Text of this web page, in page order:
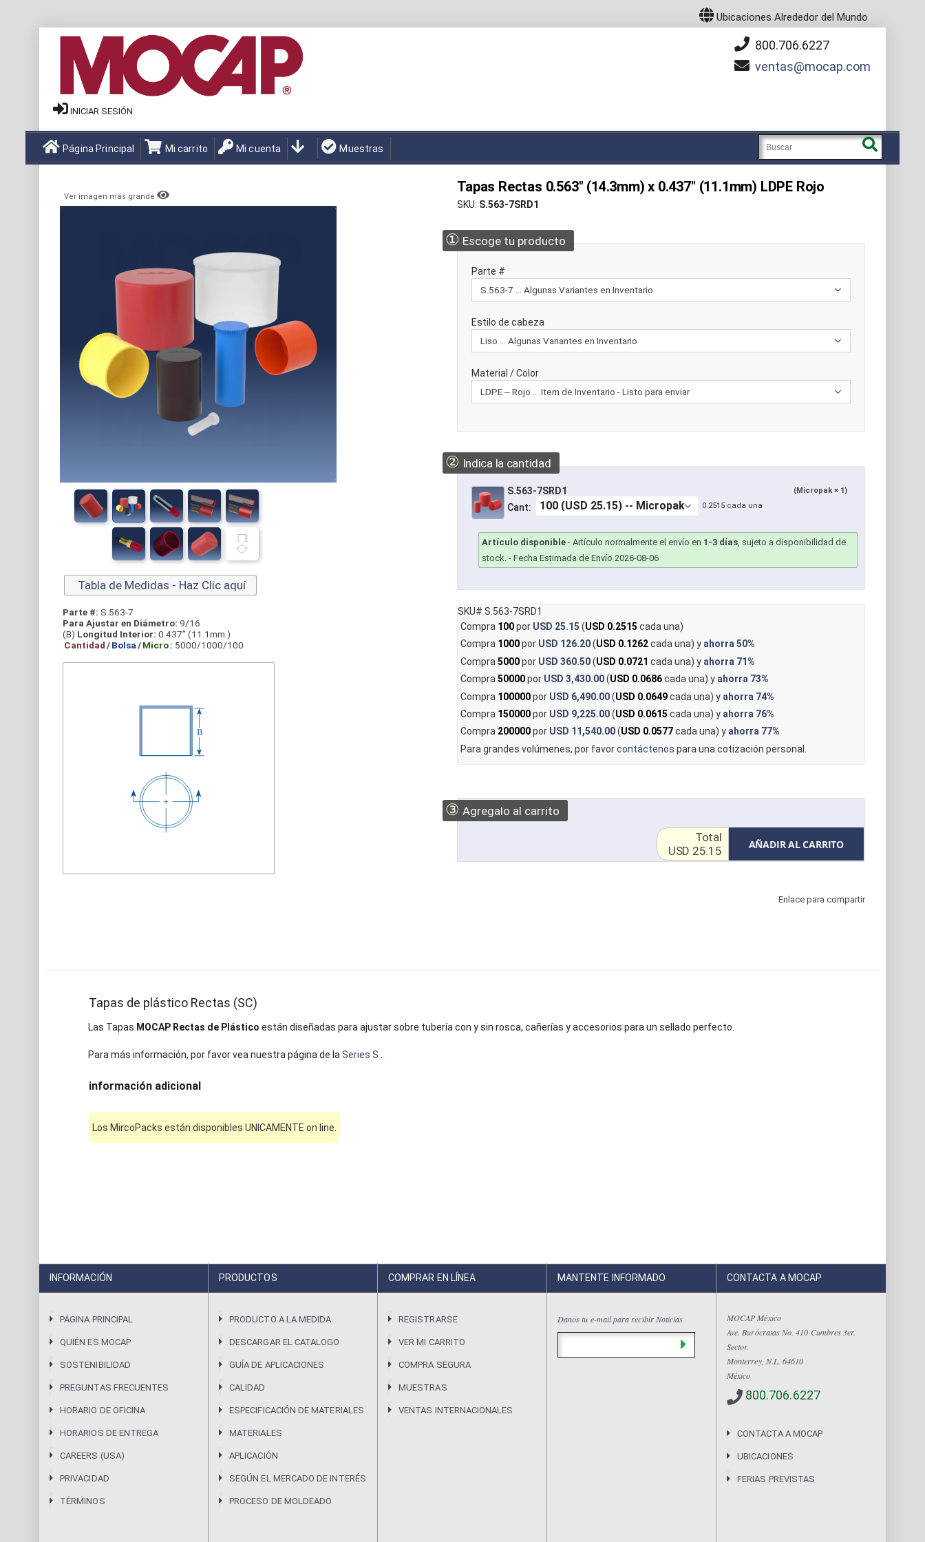
Ubicaciones Alrededor del Mundo
800.706.6227
ventas
mocap.com
INICIAR SESIÓN
Página Principal Mi carrito Mi cuenta Muestras
Tapas Rectas 0.563" (14.3mm) x 0.437" (11.1mm) LDPE Rojo
SKU S.563-7SRD1
① Escoge tu producto
Parte #
Estilo de cabeza
Material / Color
② Indica la cantidad
S.563-7SRD1 (Micropak × 1)
Cant: 0.2515 cada una
Artículo disponible -Artículo normalmente el envío en 1-3 días, sujeto a disponibilidad de
stock. - Fecha Estimada de Envío 2026-08-06
SKU# S.563-7SRD1
Compra 100por USD 25.15 (USD 0.2515 cada una)
Compra 1000por USD 126.20(USD 0.1262cada una) y ahorra50%
Compra 5000por USD 360.50(USD 0.0721 cada una) y ahorra 71%
Compra 50000por USD 3,430.00(USD 0.0686cada una) y ahorra 73%
Compra 100000por USD 6,490.00(USD 0.0649cada una) y ahorra 74%
Compra 150000por USD 9,225.00(USD 0.0615 cada una) y ahorra 76%
Compra 200000por USD 11,540.00(USD 0.0577cada una) y ahorra 77%
Para grandes volúmenes, por favorcontáctenos para una cotización personal.
③ Agregalo al carrito
AÑADIR AL CARRITO
Total
USD 25.15
Enlace para compartir
Ver imagen más grande
Tabla de Medidas - Haz Clic aquí
Parte #: S.563-7
Para Ajustar en Diámetro: 9/16
(B) Longitud Interior: 0.437” (11.1mm.)
Cantidad/Bolsa/Micro: 5000/1000/100
Tapas de plástico Rectas (SC)
Las Tapas MOCAP Rectas de Plástico están diseñadas para ajustar sobre tubería con y sin rosca, cañerías y accesorios para un sellado perfecto.
Para más información, por favor vea nuestra página de laSeries S .
información adicional
Los MircoPacks están disponibles UNICAMENTE on line.
INFORMACIÓN
PÁGINA PRINCIPAL
QUIÉN ES MOCAP
SOSTENIBILIDAD
PREGUNTAS FRECUENTES
HORARIO DE OFICINA
HORARIOS DE ENTREGA
CAREERS (USA)
PRIVACIDAD
TÉRMINOS
PRODUCTOS
PRODUCTO A LA MEDIDA
DESCARGAR EL CATALOGO
GUÍA DE APLICACIONES
CALIDAD
ESPECIFICACIÓN DE MATERIALES
MATERIALES
APLICACIÓN
SEGÚN EL MERCADO DE INTERÉS
PROCESO DE MOLDEADO
COMPRAR EN LÍNEA
REGISTRARSE
VER MI CARRITO
COMPRA SEGURA
MUESTRAS
VENTAS INTERNACIONALES
MANTENTE INFORMADO
Danos tu e-mail para recibir Noticias
CONTACTA A MOCAP
MOCAP México
Ave. Burócratas No. 410 Cumbres 3er.
Sector.
Monterrey, N.L. 64610
México
800.706.6227
CONTACTA A MOCAP
UBICACIONES
FERIAS PREVISTAS